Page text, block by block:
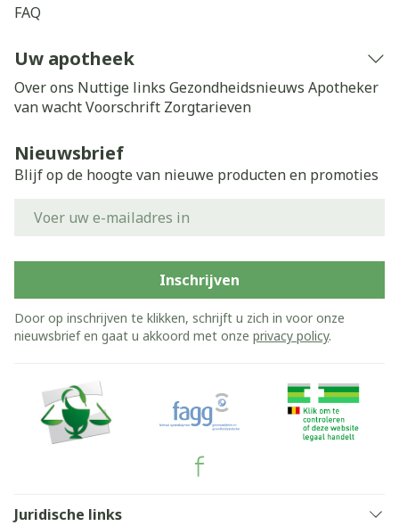
FAQ
Uw apotheek
Over ons Nuttige links Gezondheidsnieuws Apotheker
van wachtVoorschrift Zorgtarieven
Nieuwsbrief
Blijf op de hoogte van nieuwe producten en promoties
Inschrijven
Door op inschrijven te klikken, schrijft u zich in voor onze
nieuwsbrief en gaat u akkoord met onze privacy policy.
Juridische links